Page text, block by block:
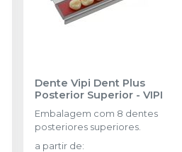
Dente Vipi Dent Plus
Posterior Superior- VIPI
Embalagem com 8 dentes
posteriores superiores.
a partir de: